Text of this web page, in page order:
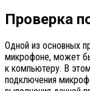
Проверка
Одной из основных
микрофоне, может
к компьютеру. В
подключения